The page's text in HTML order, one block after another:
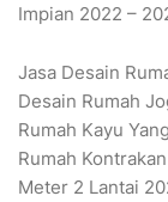
Impian 2022 –
Jasa Desain
Desain Rumah
Rumah Kayu
Rumah
Meter 2 Lantai